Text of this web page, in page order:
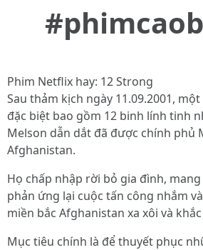
Phim Netflix hay: 12 Strong
Sau thảm kịch ngày 11.09.2001,
đặc biệt bao gồm 12 binh lính tinh
Melson dẫn dắt đã được chính phủ
Afghanistan.
Họ chấp nhập rời bỏ gia đình,
phản ứng lại cuộc tấn công nhắm
miền bắc Afghanistan xa xôi và
Mục tiêu chính là để thuyết phục